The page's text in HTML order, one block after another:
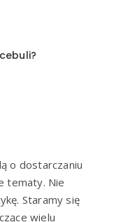
o dostarczaniu
tematy. Nie
Staramy się
wielu